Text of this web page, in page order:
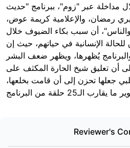
مداخلة عبر "زوم"، ببرنامج "حديث
رمضان، والإعلامية كريمة عوض،
أن سبب بكاء الضيوف خلال
للحالة الإنسانية في حياتهم، حيث إن
أن تعليق شيخ الحارة المكثف على
جعلها تحزن إلى أن قامت بخلعها،
Reviewer's